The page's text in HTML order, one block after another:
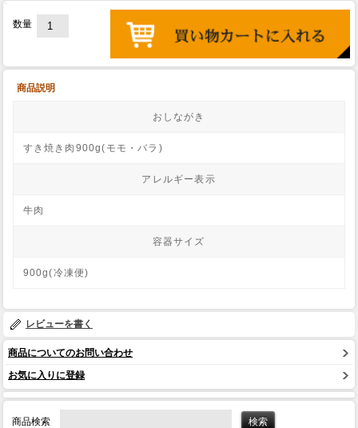
数量
商品説明
おしながき
すき焼き肉900g(モモ・バラ)
アレルギー表示
牛肉
容器サイズ
900g(冷凍便)
レビューを書く
商品についてのお問い合わせ
お気に入りに登録
商品検索